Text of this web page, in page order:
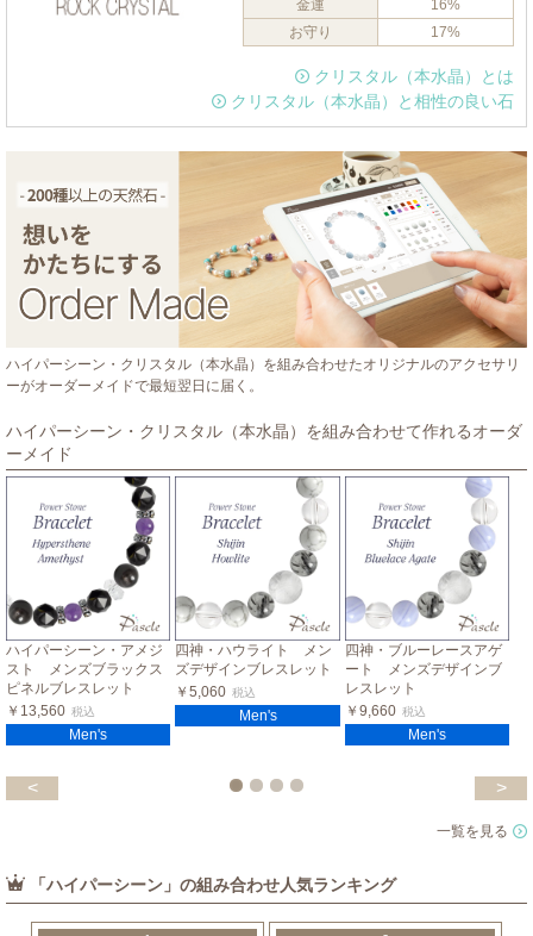
金運
16%
お守り
17%
クリスタル（本水晶）とは
クリスタル（本水晶）と相性の良い石
ハイパーシーン・クリスタル（本水晶）を組み合わせたオリジナルのアクセサリ
ーがオーダーメイドで最短翌日に届く。
ハイパーシーン・クリスタル（本水晶）を組み合わせて作れるオーダ
ーメイド
ハイパーシーン・アメジ
スト メンズブラックス
ピネルブレスレット
￥13,560 税込
Men's
四神・ハウライト メン
ズデザインブレスレット
￥5,060 税込
Men's
四神・ブルーレースアゲ
ート メンズデザインブ
レスレット
￥9,660 税込
Men's
< >
一覧を見る
「ハイパーシーン」の組み合わせ人気ランキング